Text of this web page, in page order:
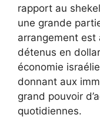
rapport au
une grande
arrangement est
détenus en
économie
donnant aux
grand pouvoir
quotidiennes.